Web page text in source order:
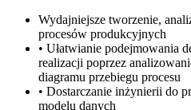
Wydajniejsze tworzenie,
procesów produkcyjnych
• Ułatwianie podejmowania
realizacji poprzez
diagramu przebiegu procesu
• Dostarczanie inżynierii do
modelu danych